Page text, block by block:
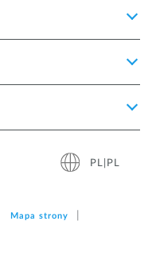
PL|PL
Mapa strony